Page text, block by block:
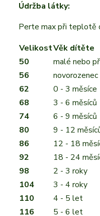
Údržba látky:
Perte max při teplotě
VelikostVěk dítěte
50
malé nebo
56
novorozenec
62
0 - 3 měsíce
68
3 - 6 měsíců
74
6 - 9 měsíců
80
9 - 12
86
12 - 18
92
18 - 24
98
2 - 3 roky
104
3 - 4 roky
110
4 - 5 let
116
5 - 6 let